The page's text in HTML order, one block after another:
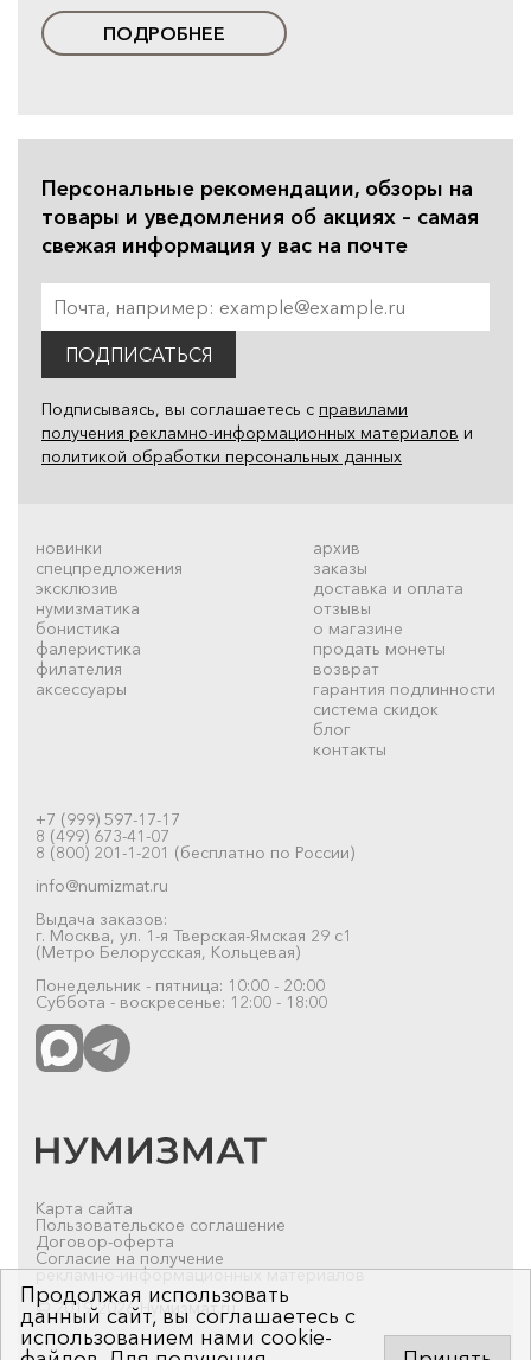
ПОДРОБНЕЕ
Персональные рекомендации, обзоры на
товары и уведомления об акциях – самая
свежая информация у вас на почте
ПОДПИСАТЬСЯ
Подписываясь, вы соглашаетесь с правилами
получения рекламно-информационных материалов и
политикой обработки персональных данных
новинки
спецпредложения
эксклюзив
нумизматика
бонистика
фалеристика
филателия
аксессуары
архив
заказы
доставка и оплата
отзывы
о магазине
продать монеты
возврат
гарантия подлинности
система скидок
блог
контакты
+7 (999) 597-17-17
8 (499) 673-41-07
8 (800) 201-1-201 (бесплатно по России)
info@numizmat.ru
Выдача заказов:
г. Москва, ул. 1-я Тверская-Ямская 29 с1
(Метро Белорусская, Кольцевая)
Понедельник - пятница: 10:00 - 20:00
Суббота - воскресенье: 12:00 - 18:00
Карта сайта
Пользовательское соглашение
Договор-оферта
Согласие на получение
рекламно-информационных материалов
© 2019-2026 Нумизмат.ru
Продолжая использовать
данный сайт, вы соглашаетесь с
использованием нами cookie-